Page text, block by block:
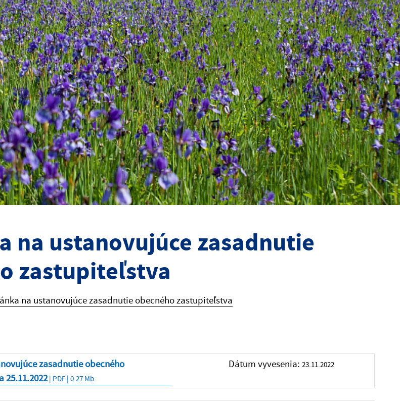
na ustanovujúce zasadnutie
zastupiteľstva
na ustanovujúce zasadnutie obecného zastupiteľstva
zasadnutie obecného
25.11.2022| PDF | 0.27 Mb
Dátum vyvesenia: 23.11.2022